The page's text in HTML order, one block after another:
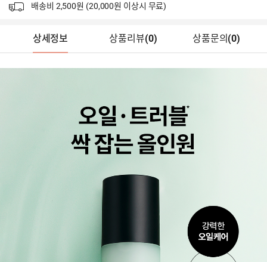
배송비 2,500원 (20,000원 이상시 무료)
상세정보 상품리뷰(0) 상품문의 (0)